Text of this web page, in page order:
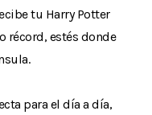
tu Harry Potter
récord, estés donde
para el día a día,